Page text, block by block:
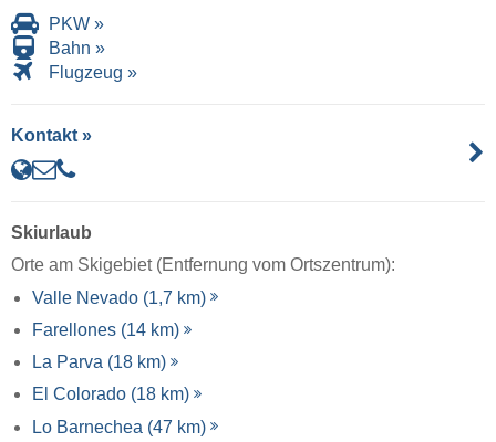
PKW »
Bahn »
Flugzeug »
Kontakt »
Skiurlaub
Orte am Skigebiet (Entfernung vom Ortszentrum):
Valle Nevado (1,7 km)
Farellones (14 km)
La Parva (18 km)
El Colorado (18 km)
Lo Barnechea (47 km)